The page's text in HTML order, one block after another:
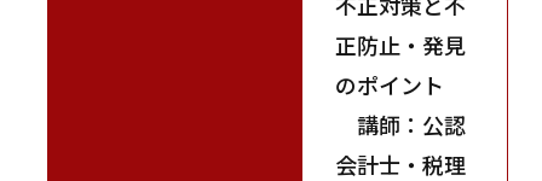
正防止・発見
のポイント
講師：公認
会計士・税理